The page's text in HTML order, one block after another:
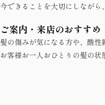
今できることを大切にしながら
ご案内・来店のおすすめ
髪の傷みが気になる方や、酸
お客様お一人おひとりの髪の状